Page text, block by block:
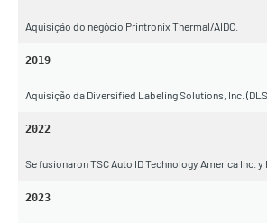
Aquisição do negócio Printronix Thermal/AIDC.
2019
Aquisição da Diversified Labeling Solutions, Inc.
2022
Se fusionaron TSC Auto ID Technology America Inc. y
2023